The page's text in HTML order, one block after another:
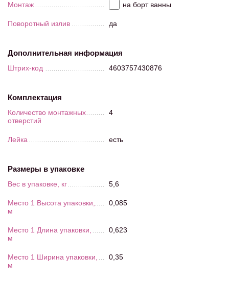
Монтаж на борт ванны
Поворотный излив да
Дополнительная информация
Штрих-код 4603757430876
Комплектация
Количество монтажных
отверстий
4
Лейка есть
Размеры в упаковке
Вес в упаковке, кг 5,6
Место 1 Высота упаковки,
м
0,085
Место 1 Длина упаковки,
м
0,623
Место 1 Ширина упаковки,
м
0,35